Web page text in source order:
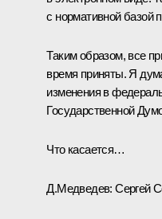
с нормативной базой
Таким образом, все
время приняты. Я
изменения в
Государственной
Что касается…
Д.Медведев: Сергей